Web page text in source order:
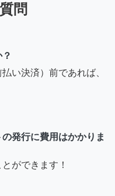
問
い決済）前であれば、
発行に費用はかかりま
ができます！